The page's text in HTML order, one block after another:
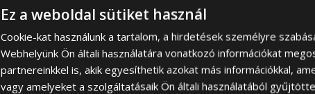
* FONTOS
Ez a weboldal sütiket használ
Cookie-kat használunk a tartalom, a hirdetések személyre
Webhelyünk Ön általi használatára vonatkozó információkat
partnereinkkel is, akik egyesíthetik azokat más információkkal,
vagy amelyeket a szolgáltatásaik Ön általi használatából